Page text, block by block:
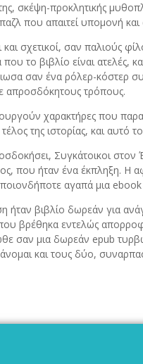
σκέψη-προκλητικής
που απαιτεί υπομονή και
σχετικοί, σαν παλιούς
που το βιβλίο είναι
σαν ένα ρόλερ-κόστερ
απροσδόκητους τρόπους.
χαρακτήρες που
της ιστορίας, και αυτό
Συγκάτοικοι
που ήταν ένα έκπληξη. Η
αγαπά μια
ήταν βιβλίο δωρεάν για
βρέθηκα εντελώς
σαν μια δωρεάν epub
και τους δύο,